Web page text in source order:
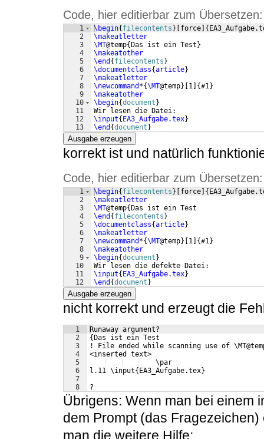
Code, hier editierbar zum Übersetzen:
1
2
3
4
5
6
7
8
9
10
11
12
13
\begin{ filecontents } force {
\makeatletter
\MT@temp{ Das ist ein Test }
\makeatother
\end { filecontents }
\documentclass{article}
\makeatletter
\newcommand *{\MT@temp} 1 {#1}
\makeatother
\begin{document }
Wir lesen die Datei:
\input{ EA3_Aufgabe.tex}
\end {document }
Ausgabe erzeugen
korrekt ist und natürlich
Code, hier editierbar zum Übersetzen:
1
2
3
4
5
6
7
8
9
10
11
12
\begin{ filecontents } force {
\makeatletter
\MT@temp{ Das ist ein Test
\end { filecontents }
\documentclass{article}
\makeatletter
\newcommand *{\MT@temp} 1 {#1}
\makeatother
\begin{document }
Wir lesen die defekte Datei:
\input{ EA3_Aufgabe.tex}
\end {document }
Ausgabe erzeugen
nicht korrekt und erzeugt die
1
2
3
4
5
6
7
8
Runaway argument?
{Das ist ein Test
! File ended while scanning use of
<inserted text>
    \par
l.11 \input{EA3_Aufgabe.tex}
?
Übrigens: Wenn man bei einem
dem Prompt (das
man die weitere Hilfe: